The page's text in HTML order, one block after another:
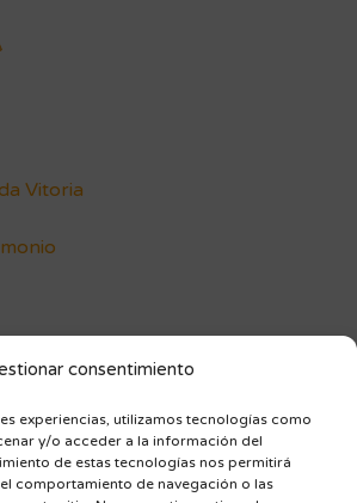
consentimiento
experiencias, utilizamos tecnologías como
y/o acceder a la información del
de estas tecnologías nos permitirá
comportamiento de navegación o las
Vitoria